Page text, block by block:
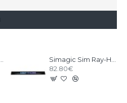
82.80€